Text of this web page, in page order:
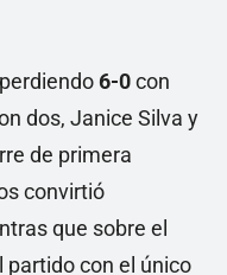
6-0con
dos, Janice Silva y
de primera
convirtió
que sobre el
partido con el único